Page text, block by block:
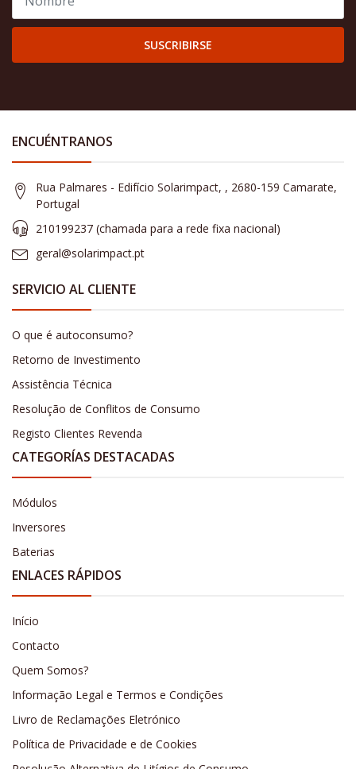
SUSCRIBIRSE
ENCUÉNTRANOS
Rua Palmares - Edifício Solarimpact, , 2680-159 Camarate,
Portugal
210199237 (​chamada para a rede fixa nacional)
geral@solarimpact.pt
SERVICIO AL CLIENTE
O que é autoconsumo?
Retorno de Investimento
Assistência Técnica
Resolução de Conflitos de Consumo
Registo Clientes Revenda
CATEGORÍAS DESTACADAS
Módulos
Inversores
Baterias
ENLACES RÁPIDOS
Início
Contacto
Quem Somos?
Informação Legal e Termos e Condições
Livro de Reclamações Eletrónico
Política de Privacidade e de Cookies